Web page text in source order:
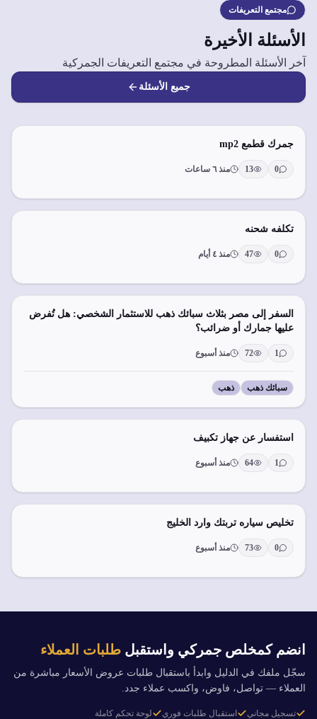
مجتمع التعريفات
الأسئلة الأخيرة
آخر الأسئلة المطروحة في مجتمع التعريفات الجمركية
جميع الأسئلة
جمرك قطمع mp2
0
13 منذ ٦ ساعات
تكلفه شحنه
0
47 منذ ٤ أيام
السفر إلى مصر بثلاث سبائك ذهب للاستثمار الشخصي: هل تُفرض
عليها جمارك أو ضرائب؟
1
72 منذ أسبوع
سبائك ذهب ذهب
استفسار عن جهاز تكبيف
1
64 منذ أسبوع
تخليص سياره تربتك وارد الخليج
0
73 منذ أسبوع
انضم كمخلص جمركي واستقبل طلبات العملاء
سجّل ملفك في الدليل وابدأ باستقبال طلبات عروض الأسعار مباشرة من
العملاء — تواصل، فاوض، واكسب عملاء جدد.
تسجيل مجاني استقبال طلبات فوري لوحة تحكم كاملة